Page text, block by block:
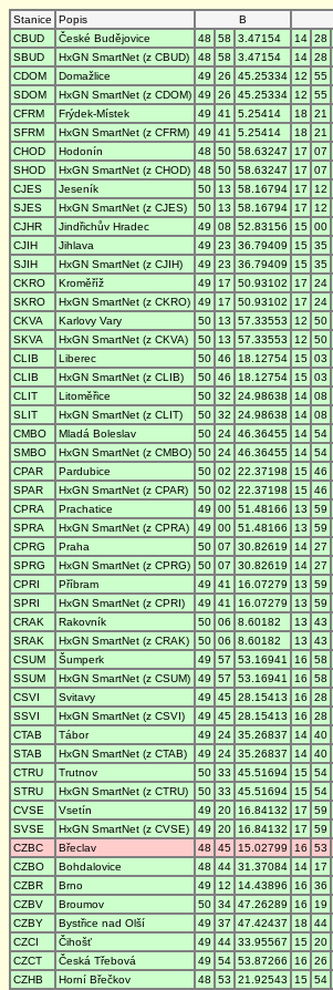
Stanice Popis B
CBUD
České Budějovice 48 58 3.47154 14 28
SBUD
HxGN SmartNet (z CBUD) 48 58 3.47154 14 28
CDOM
Domažlice 49 26 45.25334 12 55
SDOM
HxGN SmartNet (z CDOM) 49 26 45.25334 12 55
CFRM
Frýdek-Místek 49 41 5.25414 18 21
SFRM
HxGN SmartNet (z CFRM) 49 41 5.25414 18 21
CHOD
Hodonín 48 50 58.63247 17 07
SHOD
HxGN SmartNet (z CHOD) 48 50 58.63247 17 07
CJES
Jeseník 50 13 58.16794 17 12
SJES
HxGN SmartNet (z CJES) 50 13 58.16794 17 12
CJHR
Jindřichův Hradec 49 08 52.83156 15 00
CJIH
Jihlava 49 23 36.79409 15 35
SJIH
HxGN SmartNet (z CJIH) 49 23 36.79409 15 35
CKRO
Kroměříž 49 17 50.93102 17 24
SKRO
HxGN SmartNet (z CKRO) 49 17 50.93102 17 24
CKVA
Karlovy Vary 50 13 57.33553 12 50
SKVA
HxGN SmartNet (z CKVA) 50 13 57.33553 12 50
CLIB
Liberec 50 46 18.12754 15 03
CLIB
HxGN SmartNet (z CLIB) 50 46 18.12754 15 03
CLIT
Litoměřice 50 32 24.98638 14 08
SLIT
HxGN SmartNet (z CLIT) 50 32 24.98638 14 08
CMBO
Mladá Boleslav 50 24 46.36455 14 54
SMBO
HxGN SmartNet (z CMBO) 50 24 46.36455 14 54
CPAR
Pardubice 50 02 22.37198 15 46
SPAR
HxGN SmartNet (z CPAR) 50 02 22.37198 15 46
CPRA
Prachatice 49 00 51.48166 13 59
SPRA
HxGN SmartNet (z CPRA) 49 00 51.48166 13 59
CPRG
Praha 50 07 30.82619 14 27
SPRG
HxGN SmartNet (z CPRG) 50 07 30.82619 14 27
CPRI
Příbram 49 41 16.07279 13 59
SPRI
HxGN SmartNet (z CPRI) 49 41 16.07279 13 59
CRAK
Rakovník 50 06 8.60182 13 43
SRAK
HxGN SmartNet (z CRAK) 50 06 8.60182 13 43
CSUM
Šumperk 49 57 53.16941 16 58
SSUM
HxGN SmartNet (z CSUM) 49 57 53.16941 16 58
CSVI
Svitavy 49 45 28.15413 16 28
SSVI
HxGN SmartNet (z CSVI) 49 45 28.15413 16 28
CTAB
Tábor 49 24 35.26837 14 40
STAB
HxGN SmartNet (z CTAB) 49 24 35.26837 14 40
CTRU
Trutnov 50 33 45.51694 15 54
STRU
HxGN SmartNet (z CTRU) 50 33 45.51694 15 54
CVSE
Vsetín 49 20 16.84132 17 59
SVSE
HxGN SmartNet (z CVSE) 49 20 16.84132 17 59
CZBC
Břeclav 48 45 15.02799 16 53
CZBO
Bohdalovice 48 44 31.37084 14 17
CZBR
Brno 49 12 14.43896 16 36
CZBV
Broumov 50 34 47.26289 16 19
CZBY
Bystřice nad Olší 49 37 47.42437 18 44
CZCI
Čihošť 49 44 33.95567 15 20
CZCT
Česká Třebová 49 54 53.87266 16 26
CZHB
Horní Břečkov 48 53 21.92543 15 54